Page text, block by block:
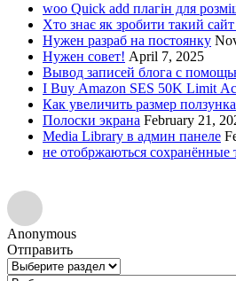
woo Quick add плагін для
Хто знає як зробити такий сайт
Нужен разраб на постоянку
Нужен совет! April 7, 2025
Вывод записей блога с
I Buy Amazon SES 50K Limit
Как увеличить размер
Полоски экрана February 21,
Media Library в админ панеле
не отобржаються сохранённые
Anonymous
Отправить